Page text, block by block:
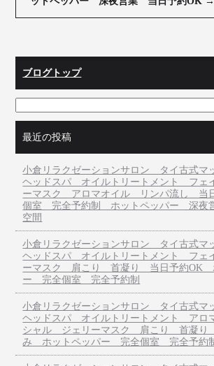
ブログトップ
最近の投稿
小倉リラクゼーションサロン タイ古式マ
ヘッドスパ オイルトリートメント フェ
ーマスク アロマオイル リンパ流し 当
個室 完全予約制 ホットペッパー 深夜
空間
小倉リラクゼーションサロン タイ古式マ
ヘッドスパ オイルトリートメント フェ
ーマスク 肩こり 首凝り 当日予約OK
ー 完全個室 完全予約制
小倉リラクゼーションサロン タイ古式マ
ヘッドスパ オイルトリートメント アロ
シャル ジェリーマスク 肩こり 首凝り
み ホットペッパー 完全個室 完全予約